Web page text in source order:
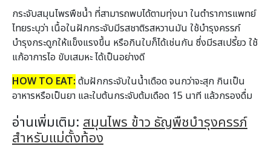
กระจับสมุนไพรพืชน้ำ ที่สามารถพบได้ตามทุ่งนา ในตำราการแพทย์
ไทยระบุว่า เนื้อในฝักกระจับมีรสชาติรสหวานมัน ใช้บำรุงครรภ์
บำรุงกระดูกให้แข็งแรงขึ้น หรือกินใบก็ได้เช่นกัน ซึ่งมีรสเปรี้ยว ใช้
แก้อาการไอ ขับเสมหะ ได้เป็นอย่างดี
HOW TO EAT: ต้มฝักกระจับในน้ำเดือด จนกว่าจะสุก กินเป็น
อาหารหรือเป็นยา และใบต้นกระจับต้มเดือด 15 นาที แล้วกรองดื่ม
อ่านเพิ่มเติม: สมุนไพร ข้าว ธัญพืชบำรุงครรภ์
สำหรับแม่ตั้งท้อง